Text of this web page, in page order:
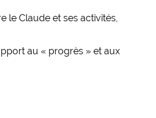
le Claude et ses activités,
au « progrès » et aux